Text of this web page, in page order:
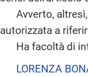
Avverto, altresì,
autorizzata a
Ha facoltà di
LORENZA